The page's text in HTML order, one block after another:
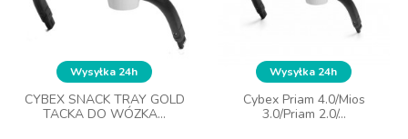
Wysyłka 24h
CYBEX SNACK TRAY GOLD
TACKA DO WÓZKA...
Wysyłka 24h
CYBEX SNACK TRAY GOLD
TACKA DO WÓZKA...
Wysyłka 24h
Cybex Priam 4.0/Mios
3.0/Priam 2.0/...
Wysyłka 24h
Cybex Priam 4.0/Mios
3.0/Priam 2.0/...